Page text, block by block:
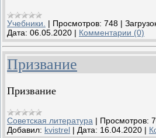
Учебники. | Просмотров: 748 |
Дата: 06.05.2020 | Комментарии (0)
Призвание
Призвание
Советская литература | Просмотров:
Добавил: kvistrel | Дата: 16.04.2020 |